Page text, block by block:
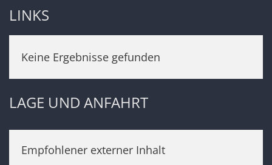
LINKS
Keine Ergebnisse gefunden
LAGE UND ANFAHRT
Empfohlener externer Inhalt